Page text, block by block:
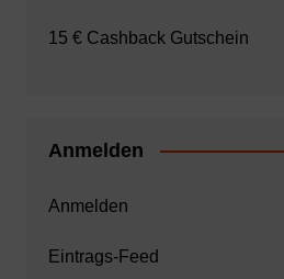
15 € Cashback Gutschein
Anmelden
Anmelden
Eintrags-Feed